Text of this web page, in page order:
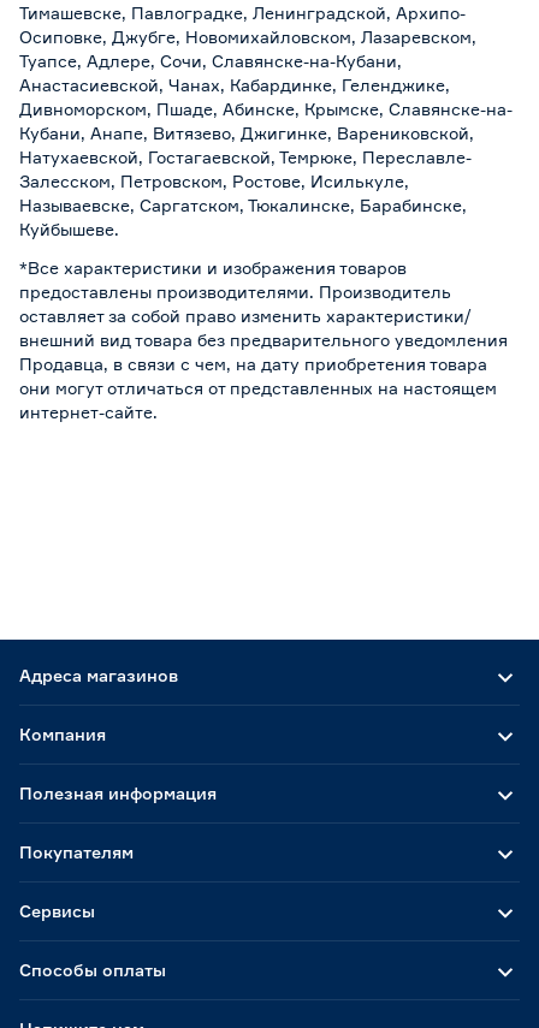
Тимашевске, Павлоградке, Ленинградской, Архипо-
Осиповке, Джубге, Новомихайловском, Лазаревском,
Туапсе, Адлере, Сочи, Славянске-на-Кубани,
Анастасиевской, Чанах, Кабардинке, Геленджике,
Дивноморском, Пшаде, Абинске, Крымске, Славянске-на-
Кубани, Анапе, Витязево, Джигинке, Варениковской,
Натухаевской, Гостагаевской, Темрюке, Переславле-
Залесском, Петровском, Ростове, Исилькуле,
Называевске, Саргатском, Тюкалинске, Барабинске,
Куйбышеве.
*Все характеристики и изображения товаров
предоставлены производителями. Производитель
оставляет за собой право изменить характеристики/
внешний вид товара без предварительного уведомления
Продавца, в связи с чем, на дату приобретения товара
они могут отличаться от представленных на настоящем
интернет-сайте.
Адреса магазинов
Способы оплаты
Компания
Полезная информация
Покупателям
Сервисы